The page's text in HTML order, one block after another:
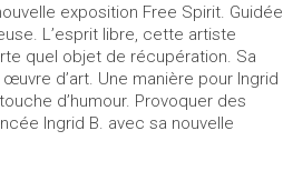
exposition Free Spirit. Guidée
L’esprit libre, cette artiste
quel objet de récupération. Sa
d’art. Une manière pour Ingrid
d’humour. Provoquer des
Ingrid B. avec sa nouvelle